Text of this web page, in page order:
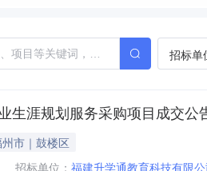
招标单
生涯规划服务采购项目成交公
市｜鼓楼区
招标单位： 福建升学通教育科技有限公